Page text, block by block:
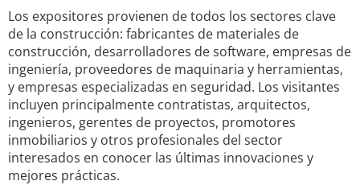
Los expositores provienen de todos los sectores clave
de la construcción: fabricantes de materiales de
construcción, desarrolladores de software, empresas de
ingeniería, proveedores de maquinaria y herramientas,
y empresas especializadas en seguridad. Los visitantes
incluyen principalmente contratistas, arquitectos,
ingenieros, gerentes de proyectos, promotores
inmobiliarios y otros profesionales del sector
interesados en conocer las últimas innovaciones y
mejores prácticas.